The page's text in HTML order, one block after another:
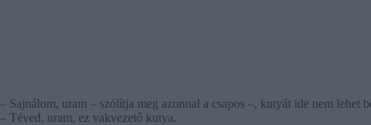
– Sajnálom, uram – szólítja meg azonnal a csapos –, kutyát ide nem lehet
– Téved, uram, ez vakvezető kutya.